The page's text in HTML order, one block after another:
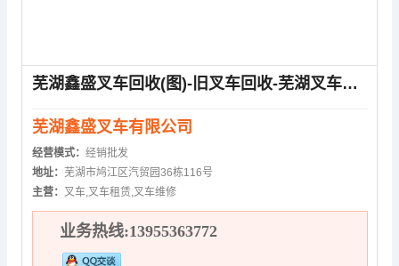
芜湖鑫盛叉车回收(图)-旧叉车回收-芜湖叉车回收
芜湖鑫盛叉车有限公司
经营模式： 经销批发
地址： 芜湖市鸠江区汽贸园36栋116号
主营： 叉车,叉车租赁,叉车维修
业务热线:13955363772